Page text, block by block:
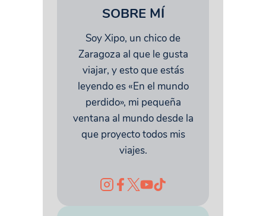
SOBRE MÍ
Soy Xipo, un chico de
Zaragoza al que le gusta
viajar, y esto que estás
leyendo es «En el mundo
perdido», mi pequeña
ventana al mundo desde la
que proyecto todos mis
viajes.